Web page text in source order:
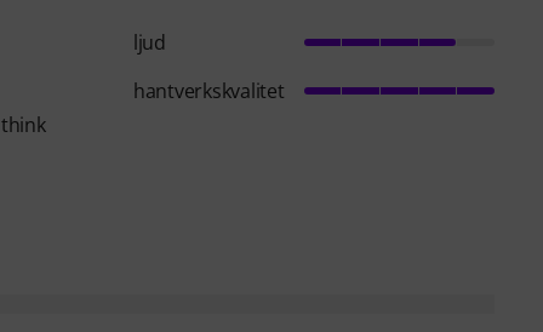
ljud
hantverkskvalitet